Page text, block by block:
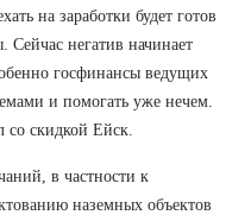
на заработки будет готов
негатив начинает
госфинансы ведущих
и помогать уже нечем.
со скидкой Ейск.
в частности к
наземных объектов